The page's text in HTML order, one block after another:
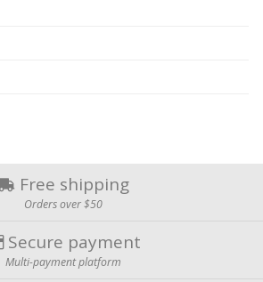
Free shipping
Orders over $50
Secure payment
Multi-payment platform